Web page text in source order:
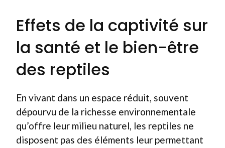
Effets de la captivité sur
la santé et le bien-être
des reptiles
En vivant dans un espace réduit, souvent
dépourvu de la richesse environnementale
qu’offre leur milieu naturel, les reptiles ne
disposent pas des éléments leur permettant